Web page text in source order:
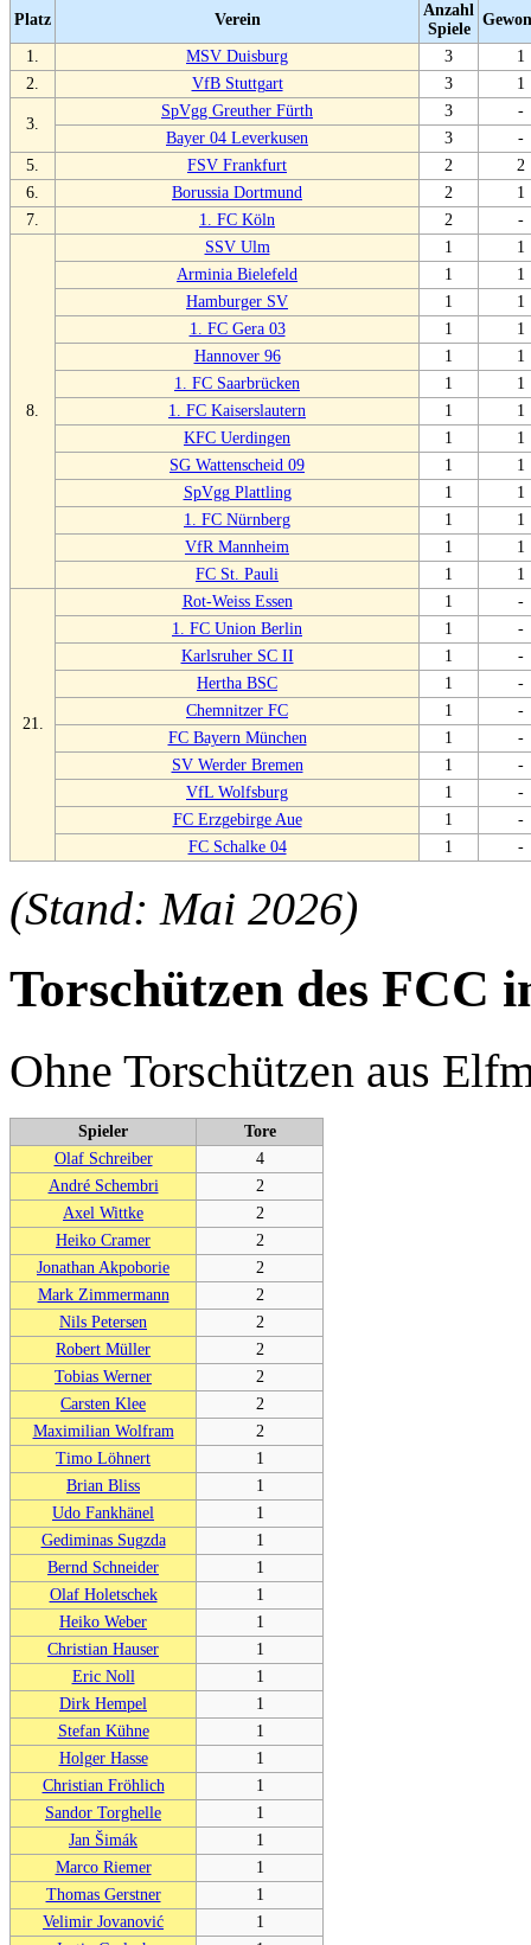
Platz Verein
Anzahl
Spiele
1. MSV Duisburg 3
1
2.
VfB Stuttgart 3 1
3.
SpVgg Greuther Fürth 3
-
Bayer 04 Leverkusen
3
-
5.
FSV Frankfurt 2
2
6.
Borussia Dortmund 2
1
7.
1. FC Köln 2 -
8.
SSV Ulm 1
1
Arminia Bielefeld
1
1
Hamburger SV
1
1
1. FC Gera 03
1
1
Hannover 96
1
1
1. FC Saarbrücken
1
1
1. FC Kaiserslautern
1
1
KFC Uerdingen
1
1
SG Wattenscheid 09
1
1
SpVgg Plattling
1
1
1. FC Nürnberg
1
1
VfR Mannheim
1
1
FC St. Pauli
1 1
21.
Rot-Weiss Essen 1
-
1. FC Union Berlin
1
-
Karlsruher SC II
1
-
Hertha BSC
1
-
Chemnitzer FC
1
-
FC Bayern München
1
-
SV Werder Bremen
1
-
VfL Wolfsburg
1
-
FC Erzgebirge Aue
1
-
FC Schalke 04
1 -
(Stand: Mai 2026)
Torschützen des FCC
Ohne Torschützen aus
Spieler
Tore
Olaf Schreiber
4
André Schembri
2
Axel Wittke
2
Heiko Cramer
2
Jonathan Akpoborie
2
Mark Zimmermann
2
Nils Petersen
2
Robert Müller
2
Tobias Werner
2
Carsten Klee
2
Maximilian Wolfram
2
Timo Löhnert
1
Brian Bliss
1
Udo Fankhänel
1
Gediminas Sugzda
1
Bernd Schneider
1
Olaf Holetschek
1
Heiko Weber
1
Christian Hauser
1
Eric Noll
1
Dirk Hempel
1
Stefan Kühne
1
Holger Hasse
1
Christian Fröhlich
1
Sandor Torghelle
1
Jan Šimák
1
Marco Riemer
1
Thomas Gerstner
1
Velimir Jovanović
1